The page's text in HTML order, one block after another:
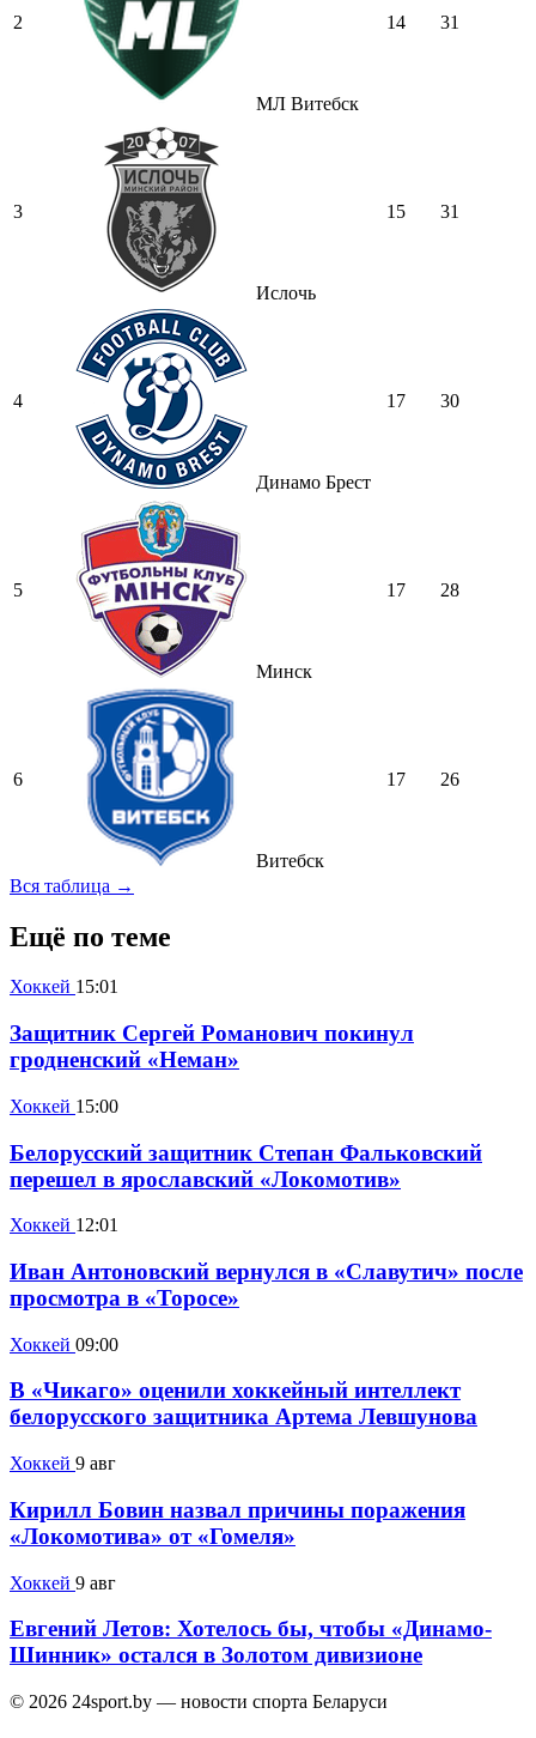
2
МЛ Витебск
14 31
3
Ислочь
15 31
4
Динамо Брест
17 30
5
Минск
17 28
6
Витебск
17 26
Вся таблица →
Ещё по теме
Хоккей 15:01
Защитник Сергей Романович покинул
гродненский «Неман»
Хоккей 15:00
Белорусский защитник Степан Фальковский
перешел в ярославский «Локомотив»
Хоккей 12:01
Иван Антоновский вернулся в «Славутич» после
просмотра в «Торосе»
Хоккей 09:00
В «Чикаго» оценили хоккейный интеллект
белорусского защитника Артема Левшунова
Хоккей 9 авг
Кирилл Бовин назвал причины поражения
«Локомотива» от «Гомеля»
Хоккей 9 авг
Евгений Летов: Хотелось бы, чтобы «Динамо-
Шинник» остался в Золотом дивизионе
© 2026 24sport.by — новости спорта Беларуси